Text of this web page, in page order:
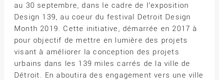
au 30 septembre, dans le cadre de l’exposition
Design 139, au coeur du festival Detroit Design
Month 2019. Cette initiative, démarrée en 2017 à
pour objectif de mettre en lumière des projets
visant à améliorer la conception des projets
urbains dans les 139 miles carrés de la ville de
Détroit. En aboutira des engagement vers une ville